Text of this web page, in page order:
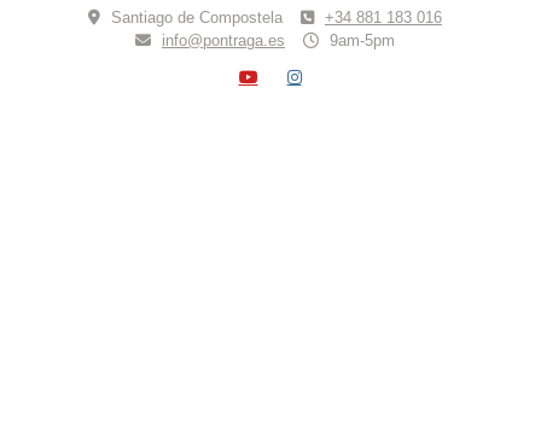
Santiago de Compostela
+34 881 183 016
info@pontraga.es
9am-5pm
YOUTUBE
INSTAGRAM